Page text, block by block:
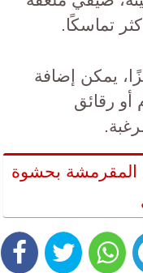
تماسكًا.
يمكن إضافة
أو رقائق
بحشوة